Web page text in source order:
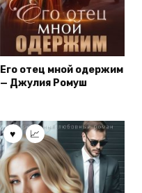
Его отец мной одержим
— Джулия Ромуш